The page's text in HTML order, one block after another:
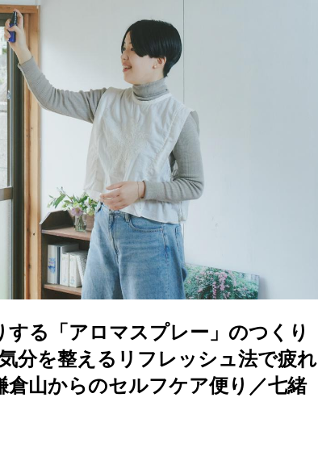
る「アロマスプレー」のつくり
分を整えるリフレッシュ法で疲れ
山からのセルフケア便り／七緒